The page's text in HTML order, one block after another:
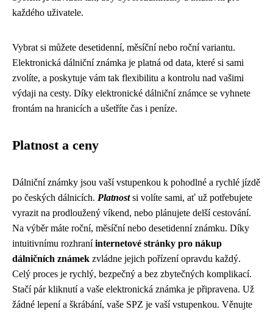
každého uživatele.
Vybrat si můžete desetidenní, měsíční nebo roční variantu.
Elektronická dálniční známka je platná od data, které si sami
zvolíte, a poskytuje vám tak flexibilitu a kontrolu nad vašimi
výdaji na cesty. Díky elektronické dálniční známce se vyhnete
frontám na hranicích a ušetříte čas i peníze.
Platnost a ceny
Dálniční známky jsou vaší vstupenkou k pohodlné a rychlé jízdě
po českých dálnicích. Platnostsi volíte sami, ať už potřebujete
vyrazit na prodloužený víkend, nebo plánujete delší cestování.
Na výběr máte roční, měsíční nebo desetidenní známku. Díky
intuitivnímu rozhraníinternetové stránky pro nákup
dálničních známek zvládne jejich pořízení opravdu každý.
Celý proces je rychlý, bezpečný a bez zbytečných komplikací.
Stačí pár kliknutí a vaše elektronická známka je připravena. Už
žádné lepení a škrábání, vaše SPZ je vaší vstupenkou. Věnujte